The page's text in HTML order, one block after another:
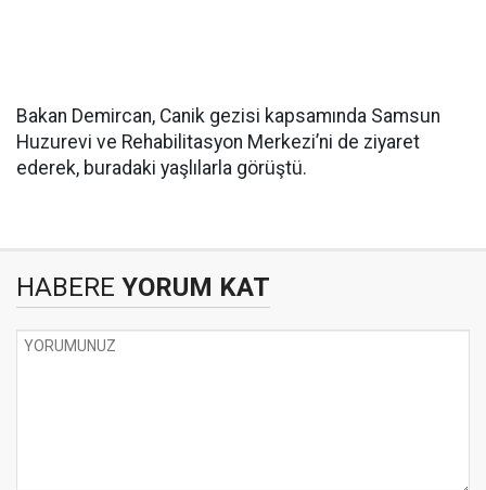
Bakan Demircan, Canik gezisi kapsamında Samsun
Huzurevi ve Rehabilitasyon Merkezi’ni de ziyaret
ederek, buradaki yaşlılarla görüştü.
HABERE YORUM KAT